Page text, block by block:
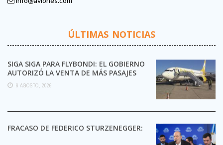
ÚLTIMAS NOTICIAS
SIGA SIGA PARA FLYBONDI: EL GOBIERNO
AUTORIZÓ LA VENTA DE MÁS PASAJES
6 AGOSTO, 2026
FRACASO DE FEDERICO STURZENEGGER: